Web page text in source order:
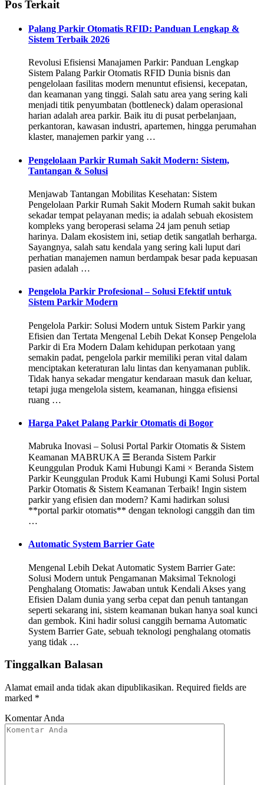
Pos Terkait
Palang Parkir Otomatis RFID: Panduan Lengkap &
Sistem Terbaik 2026
Revolusi Efisiensi Manajamen Parkir: Panduan Lengkap
Sistem Palang Parkir Otomatis RFID Dunia bisnis dan
pengelolaan fasilitas modern menuntut efisiensi, kecepatan,
dan keamanan yang tinggi. Salah satu area yang sering kali
menjadi titik penyumbatan (bottleneck) dalam operasional
harian adalah area parkir. Baik itu di pusat perbelanjaan,
perkantoran, kawasan industri, apartemen, hingga perumahan
klaster, manajemen parkir yang …
Pengelolaan Parkir Rumah Sakit Modern: Sistem,
Tantangan & Solusi
Menjawab Tantangan Mobilitas Kesehatan: Sistem
Pengelolaan Parkir Rumah Sakit Modern Rumah sakit bukan
sekadar tempat pelayanan medis; ia adalah sebuah ekosistem
kompleks yang beroperasi selama 24 jam penuh setiap
harinya. Dalam ekosistem ini, setiap detik sangatlah berharga.
Sayangnya, salah satu kendala yang sering kali luput dari
perhatian manajemen namun berdampak besar pada kepuasan
pasien adalah …
Pengelola Parkir Profesional – Solusi Efektif untuk
Sistem Parkir Modern
Pengelola Parkir: Solusi Modern untuk Sistem Parkir yang
Efisien dan Tertata Mengenal Lebih Dekat Konsep Pengelola
Parkir di Era Modern Dalam kehidupan perkotaan yang
semakin padat, pengelola parkir memiliki peran vital dalam
menciptakan keteraturan lalu lintas dan kenyamanan publik.
Tidak hanya sekadar mengatur kendaraan masuk dan keluar,
tetapi juga mengelola sistem, keamanan, hingga efisiensi
ruang …
Harga Paket Palang Parkir Otomatis di Bogor
Mabruka Inovasi – Solusi Portal Parkir Otomatis & Sistem
Keamanan MABRUKA ☰ Beranda Sistem Parkir
Keunggulan Produk Kami Hubungi Kami × Beranda Sistem
Parkir Keunggulan Produk Kami Hubungi Kami Solusi Portal
Parkir Otomatis & Sistem Keamanan Terbaik! Ingin sistem
parkir yang efisien dan modern? Kami hadirkan solusi
**portal parkir otomatis** dengan teknologi canggih dan tim
…
Automatic System Barrier Gate
Mengenal Lebih Dekat Automatic System Barrier Gate:
Solusi Modern untuk Pengamanan Maksimal Teknologi
Penghalang Otomatis: Jawaban untuk Kendali Akses yang
Efisien Dalam dunia yang serba cepat dan penuh tantangan
seperti sekarang ini, sistem keamanan bukan hanya soal kunci
dan gembok. Kini hadir solusi canggih bernama Automatic
System Barrier Gate, sebuah teknologi penghalang otomatis
yang tidak …
Tinggalkan Balasan
Alamat email anda tidak akan dipublikasikan. Required fields are
marked *
Komentar Anda